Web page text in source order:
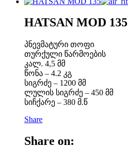
HATSAN MOD 135
პნევმატური თოფი
თურქული წარმოების
კალ. 4,5 მმ
წონა – 4.2 კგ
სიგრძე – 1200 მმ
ლულის სიგრძე – 450 მმ
სიჩქარე – 380 მ.წ
Share
Share on: